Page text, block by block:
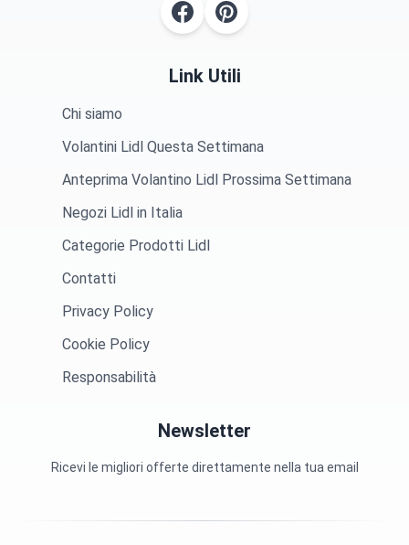
Link Utili
Chi siamo
Volantini Lidl Questa Settimana
Anteprima Volantino Lidl Prossima Settimana
Negozi Lidl in Italia
Categorie Prodotti Lidl
Contatti
Privacy Policy
Cookie Policy
Responsabilità
Newsletter
Ricevi le migliori offerte direttamente nella tua email